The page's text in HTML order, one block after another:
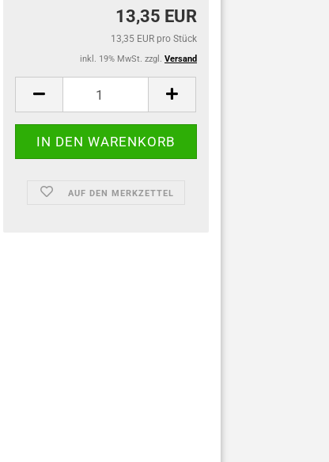
13,35 EUR
13,35 EUR pro Stück
inkl. 19% MwSt. zzgl. Versand
AUF DEN MERKZETTEL